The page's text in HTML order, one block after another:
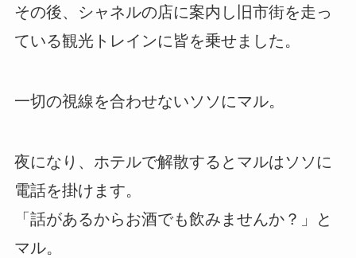
その後、シャネルの店に案内し旧市街を走っ
ている観光トレインに皆を乗せました。
一切の視線を合わせないソソにマル。
夜になり、ホテルで解散するとマルはソソに
電話を掛けます。
「話があるからお酒でも飲みませんか？」と
マル。